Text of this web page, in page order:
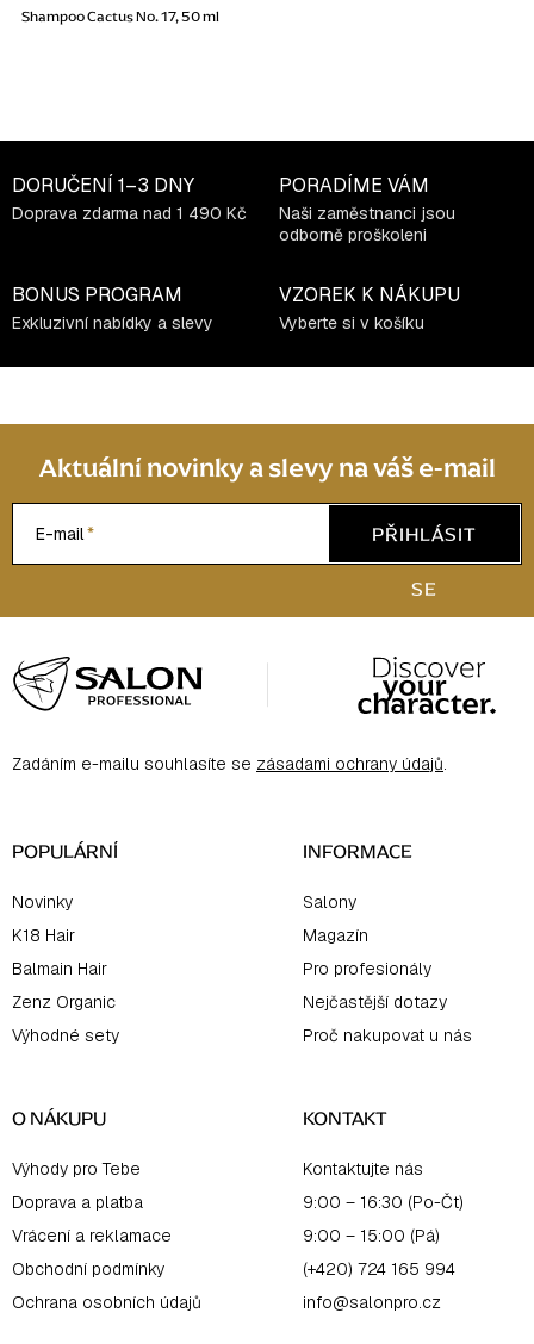
Shampoo Cactus No. 17, 50 ml
DORUČENÍ 1–3 DNY
Doprava zdarma nad 1 490 Kč
PORADÍME VÁM
Naši zaměstnanci jsou
odborně proškoleni
BONUS PROGRAM
Exkluzivní nabídky a slevy
VZOREK K NÁKUPU
Vyberte si v košíku
Aktuální novinky a slevy na váš e-mail
E-mail
PŘIHLÁSIT
SE
á
p
Zadáním e-mailu souhlasíte se zásadami ochrany údajů
POPULÁRNÍ
Novinky
K18 Hair
Balmain Hair
Zenz Organic
Výhodné sety
INFORMACE
Salony
Magazín
Pro profesionály
Nejčastější dotazy
Proč nakupovat u nás
O NÁKUPU
Výhody pro Tebe
Doprava a platba
Vrácení a reklamace
Obchodní podmínky
Ochrana osobních údajů
KONTAKT
Kontaktujte nás
9:00 – 16:30 (Po-Čt)
9:00 – 15:00 (Pá)
(+420) 724 165 994
info@salonpro.cz